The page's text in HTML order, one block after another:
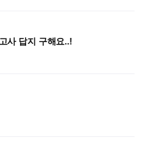
사 답지 구해요..!